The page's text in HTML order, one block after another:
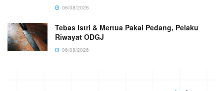
06/08/2026
Tebas Istri & Mertua Pakai Pedang, Pelaku
Riwayat ODGJ
06/08/2026